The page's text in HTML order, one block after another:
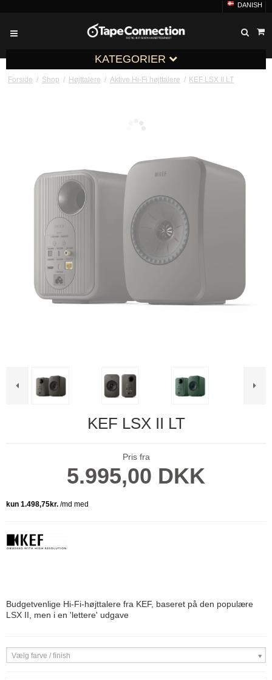
DANISH
KATEGORIER
Forside / Shop / Højttalere / Aktive Hi-Fi højttalere / KEF LSX II LT
KEF LSX II LT
Pris fra
5.995,00 DKK
Budgetvenlige Hi-Fi-højttalere fra KEF, baseret på den populære
LSX II, men i en 'lettere' udgave
Vælg farve / finish